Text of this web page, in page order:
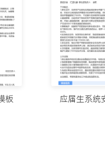
，推动修复中高危漏洞
实安全策略，整体安全基线
时，协助处理与上报安全
作挑战和涨薪机会。
板 应届生系统